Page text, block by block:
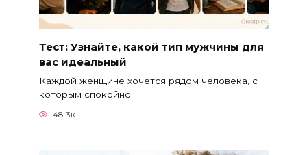
Тест: Узнайте, какой тип мужчины для
вас идеальный
Каждой женщине хочется рядом человека, с
которым спокойно
48.3к.